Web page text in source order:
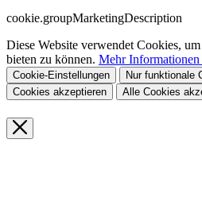
cookie.groupMarketingDescription
Diese Website verwendet Cookies,
bieten zu können. Mehr Informationen
Cookie-Einstellungen
Nur funktionale
Cookies akzeptieren
Alle Cookies